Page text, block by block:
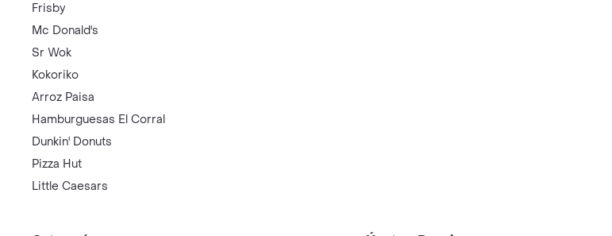
Frisby
Mc Donald's
Sr Wok
Kokoriko
Arroz Paisa
Hamburguesas El Corral
Dunkin' Donuts
Pizza Hut
Little Caesars